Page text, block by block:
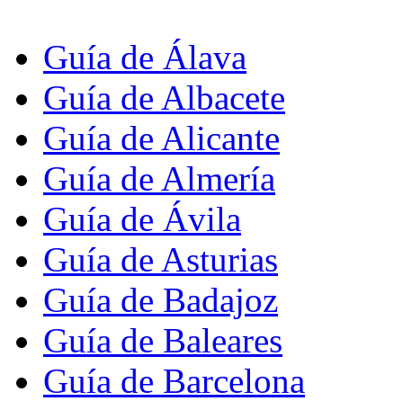
Guía de Álava
Guía de Albacete
Guía de Alicante
Guía de Almería
Guía de Ávila
Guía de Asturias
Guía de Badajoz
Guía de Baleares
Guía de Barcelona